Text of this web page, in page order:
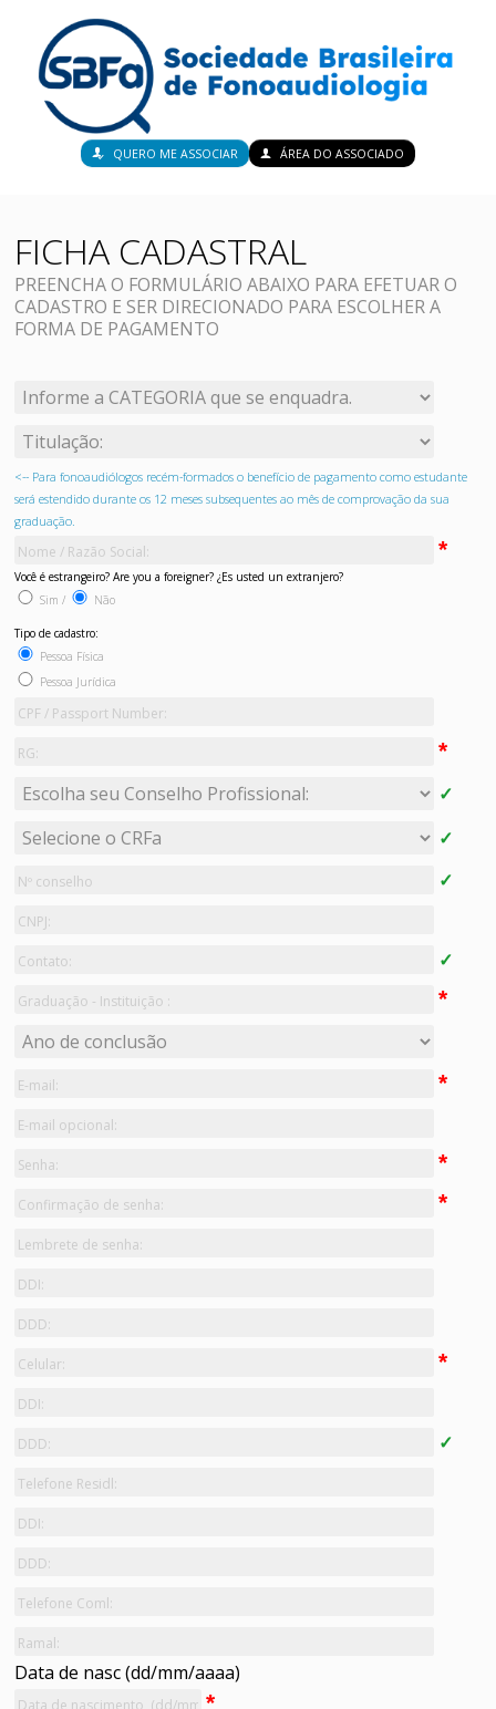
QUERO ME ASSOCIAR ÁREA DO ASSOCIADO
FICHA CADASTRAL
PREENCHA O FORMULÁRIO ABAIXO PARA EFETUAR O
CADASTRO E SER DIRECIONADO PARA ESCOLHER A
FORMA DE PAGAMENTO
<-- Para fonoaudiólogos recém-formados o benefício de pagamento como estudante
será estendido durante os 12 meses subsequentes ao mês de comprovação da sua
graduação.
Você é estrangeiro? Are you a foreigner? ¿Es usted un extranjero?
Sim /
Não
Tipo de cadastro:
Pessoa Física
Pessoa Jurídica
Data de nasc (dd/mm/aaaa)